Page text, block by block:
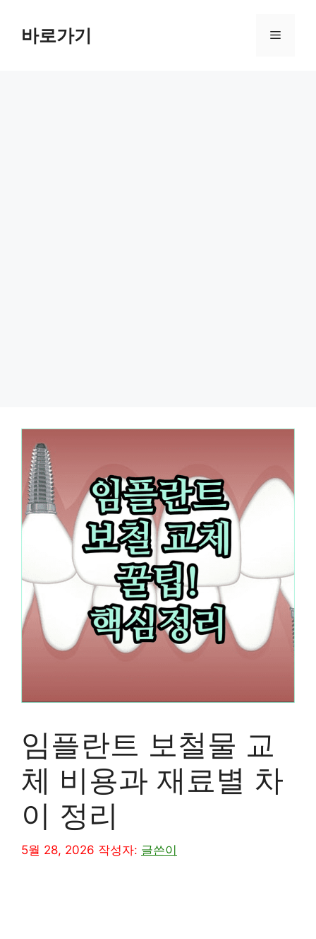
바로가기 메
임플란트 보철물 교
체 비용과 재료별 차
이 정리
5월 28, 2026 작성자: 글쓴이